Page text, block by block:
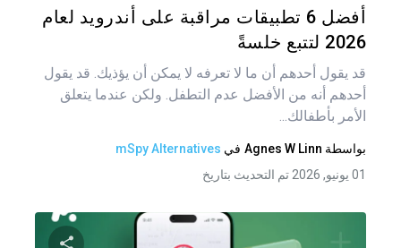
أفضل 6 تطبيقات مراقبة على أندرويد لعام
2026 لتتبع خلسةً
قد يقول أحدهم أن ما لا تعرفه لا يمكن أن يؤذيك. قد يقول
أحدهم أنه من الأفضل عدم التطفل. ولكن عندما يتعلق
الأمر بأطفالك...
بواسطة Agnes W Linn في mSpy Alternatives
01 يونيو, 2026 تم التحديث بتاريخ